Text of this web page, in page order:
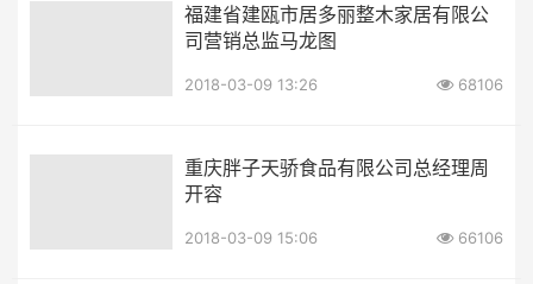
福建省建瓯市居多丽整木家居有限公
司营销总监马龙图
2018-03-09 13:26 68106
重庆胖子天骄食品有限公司总经理周
开容
2018-03-09 15:06 66106